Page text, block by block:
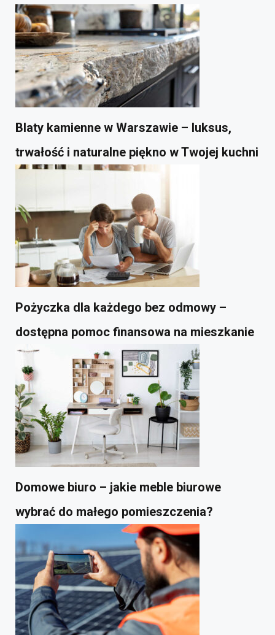
Blaty kamienne w Warszawie – luksus,
trwałość i naturalne piękno w Twojej kuchni
Pożyczka dla każdego bez odmowy –
dostępna pomoc finansowa na mieszkanie
Domowe biuro – jakie meble biurowe
wybrać do małego pomieszczenia?